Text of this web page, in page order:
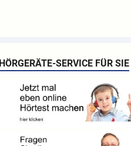
HÖRGERÄTE-SERVICE FÜR SIE